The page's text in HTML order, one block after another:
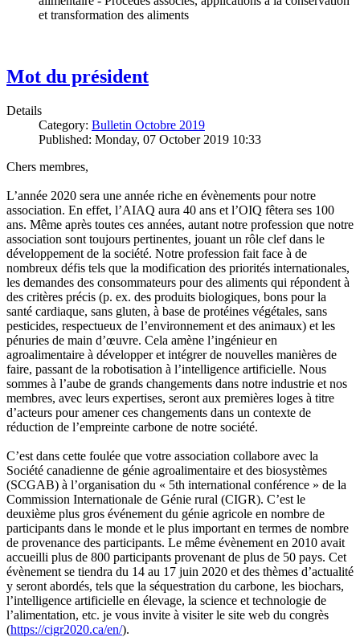
et transformation des aliments
Mot du président
Details
Category: Bulletin Octobre 2019
Published: Monday, 07 October 2019 10:33
Chers membres,
L’année 2020 sera une année riche en évènements pour notre
association. En effet, l’AIAQ aura 40 ans et l’OIQ fêtera ses 100
ans. Même après toutes ces années, autant notre profession que notre
association sont toujours pertinentes, jouant un rôle clef dans le
développement de la société. Notre profession fait face à de
nombreux défis tels que la modification des priorités internationales,
les demandes des consommateurs pour des aliments qui répondent à
des critères précis (p. ex. des produits biologiques, bons pour la
santé cardiaque, sans gluten, à base de protéines végétales, sans
pesticides, respectueux de l’environnement et des animaux) et les
pénuries de main d’œuvre. Cela amène l’ingénieur en
agroalimentaire à développer et intégrer de nouvelles manières de
faire, passant de la robotisation à l’intelligence artificielle. Nous
sommes à l’aube de grands changements dans notre industrie et nos
membres, avec leurs expertises, seront aux premières loges à titre
d’acteurs pour amener ces changements dans un contexte de
réduction de l’empreinte carbone de notre société.
C’est dans cette foulée que votre association collabore avec la
Société canadienne de génie agroalimentaire et des biosystèmes
(SCGAB) à l’organisation du « 5th international conférence » de la
Commission Internationale de Génie rural (CIGR). C’est le
deuxième plus gros événement du génie agricole en nombre de
participants dans le monde et le plus important en termes de nombre
de provenance des participants. Le même évènement en 2010 avait
accueilli plus de 800 participants provenant de plus de 50 pays. Cet
évènement se tiendra du 14 au 17 juin 2020 et des thèmes d’actualité
y seront abordés, tels que la séquestration du carbone, les biochars,
l’intelligence artificielle en élevage, la science et technologie de
l’alimentation, etc. je vous invite à visiter le site web du congrès
(https://cigr2020.ca/en/).